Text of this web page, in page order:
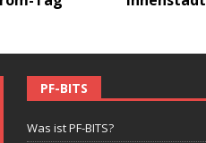
PF-BITS
Was ist PF-BITS?